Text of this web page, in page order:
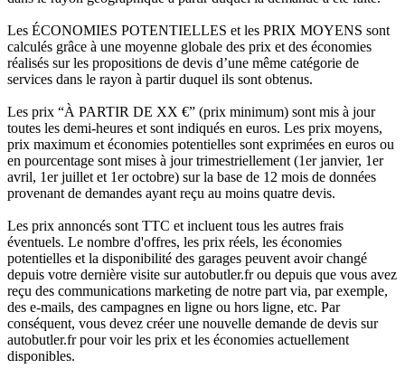
Les ÉCONOMIES POTENTIELLES et les PRIX MOYENS sont
calculés grâce à une moyenne globale des prix et des économies
réalisés sur les propositions de devis d’une même catégorie de
services dans le rayon à partir duquel ils sont obtenus.
Les prix “À PARTIR DE XX €” (prix minimum) sont mis à jour
toutes les demi-heures et sont indiqués en euros. Les prix moyens,
prix maximum et économies potentielles sont exprimées en euros ou
en pourcentage sont mises à jour trimestriellement (1er janvier, 1er
avril, 1er juillet et 1er octobre) sur la base de 12 mois de données
provenant de demandes ayant reçu au moins quatre devis.
Les prix annoncés sont TTC et incluent tous les autres frais
éventuels. Le nombre d'offres, les prix réels, les économies
potentielles et la disponibilité des garages peuvent avoir changé
depuis votre dernière visite sur autobutler.fr ou depuis que vous avez
reçu des communications marketing de notre part via, par exemple,
des e-mails, des campagnes en ligne ou hors ligne, etc. Par
conséquent, vous devez créer une nouvelle demande de devis sur
autobutler.fr pour voir les prix et les économies actuellement
disponibles.